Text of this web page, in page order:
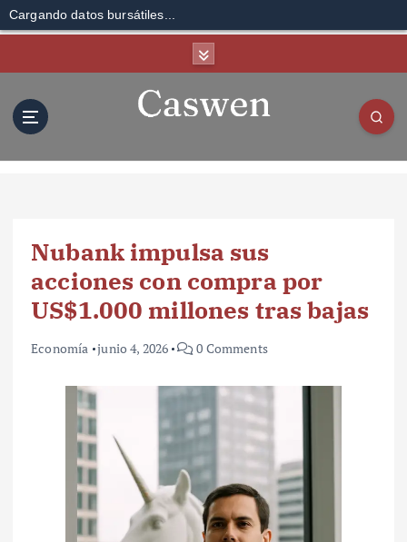
Cargando datos bursátiles...
Nubank impulsa sus
acciones con compra por
US$1.000 millones tras bajas
Economía junio 4, 2026 0 Comments